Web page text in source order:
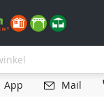
App Mail